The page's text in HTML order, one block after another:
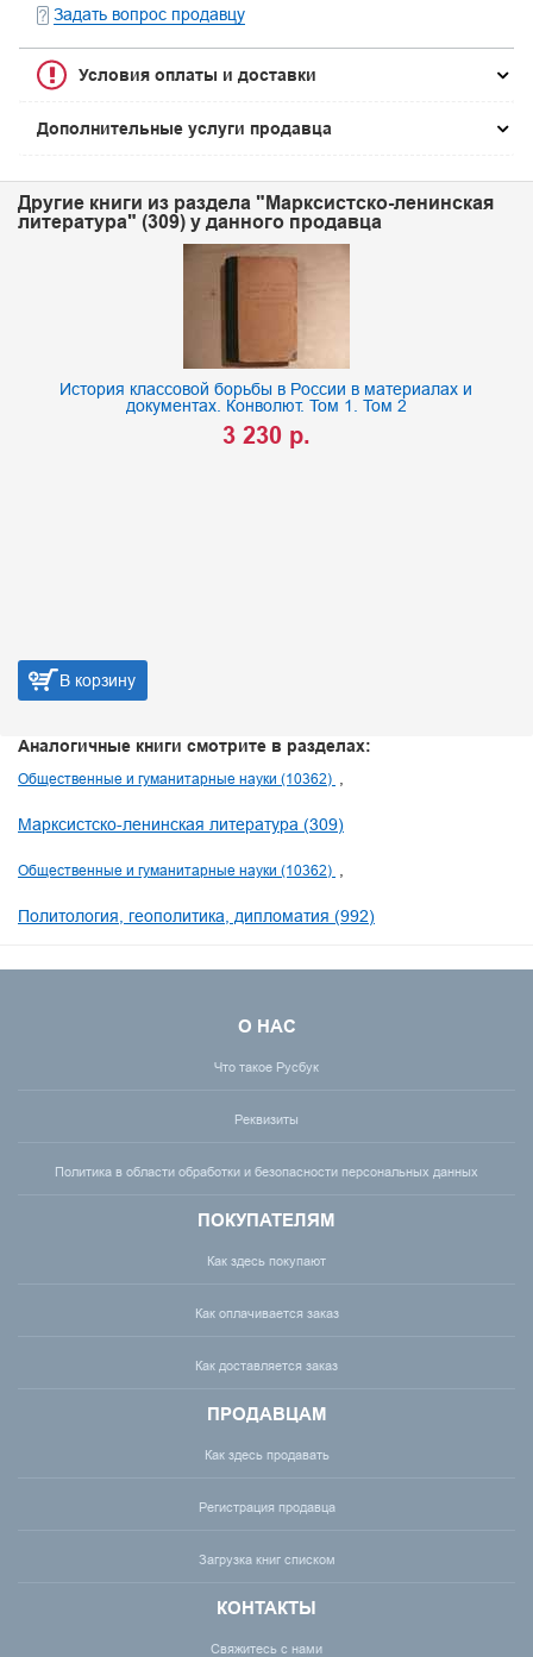
Задать вопрос продавцу
Условия оплаты и доставки
Дополнительные услуги продавца
Другие книги из раздела "Марксистско-ленинская
литература" (309) у данного продавца
История классовой борьбы в России в материалах и
документах. Конволют. Том 1. Том 2
3 230 р.
В корзину
Аналогичные книги смотрите в разделах:
Общественные и гуманитарные науки (10362)
Марксистско-ленинская литература (309)
Общественные и гуманитарные науки (10362)
Политология, геополитика, дипломатия (992)
О НАС
Что такое Русбук
Реквизиты
Политика в области обработки и безопасности персональных данных
ПОКУПАТЕЛЯМ
Как здесь покупают
Как оплачивается заказ
Как доставляется заказ
ПРОДАВЦАМ
Как здесь продавать
Регистрация продавца
Загрузка книг списком
КОНТАКТЫ
Свяжитесь с нами